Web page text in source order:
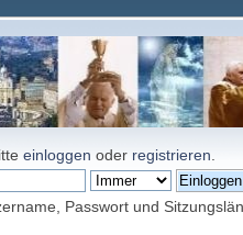
einloggen oder registrieren
Passwort und